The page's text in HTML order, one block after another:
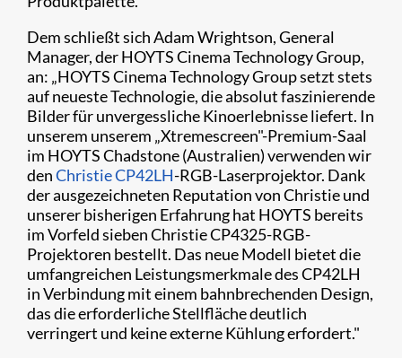
Dem schließt sich Adam Wrightson, General
Manager, der HOYTS Cinema Technology Group,
an: „HOYTS Cinema Technology Group setzt stets
auf neueste Technologie, die absolut faszinierende
Bilder für unvergessliche Kinoerlebnisse liefert. In
unserem unserem „Xtremescreen"-Premium-Saal
im HOYTS Chadstone (Australien) verwenden wir
denChristie CP42LH-RGB-Laserprojektor. Dank
der ausgezeichneten Reputation von Christie und
unserer bisherigen Erfahrung hat HOYTS bereits
im Vorfeld sieben Christie CP4325-RGB-
Projektoren bestellt. Das neue Modell bietet die
umfangreichen Leistungsmerkmale des CP42LH
in Verbindung mit einem bahnbrechenden Design,
das die erforderliche Stellfläche deutlich
verringert und keine externe Kühlung erfordert."